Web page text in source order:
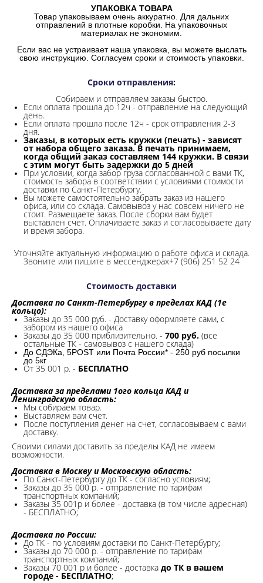
УПАКОВКА ТОВАРА
Товар упаковываем очень аккуратно. Для дальних
отправлений в плотные коробки. На упаковочных
материалах не экономим.
Если вас не устраивает наша упаковка, вы можете выслать
свою инструкцию. Согласуем сроки и стоимость упаковки.
Сроки отправления:
Собираем и отправляем заказы быстро.
Если оплата прошла до 12ч - отправление на следующий
день.
Если оплата прошла после 12ч - срок отправления 2-3
дня.
Заказы, в которых есть кружки (печать) - зависят
от набора общего заказа. В печать принимаем,
когда общий заказ составляем 144 кружки. В связи
с этим могут быть задержки до 5 дней
При условии, когда забор груза согласованной с вами ТК,
стоимость забора в соответствии с условиями стоимости
доставки по Санкт-Петербургу.
Вы можете самостоятельно забрать заказ из нашего
офиса, или со склада. Самовывоз у нас совсем ничего не
стоит. Размещаете заказ. После сборки вам будет
выставлен счет. Оплачиваете заказ и согласовываете дату
и время забора.
Уточняйте актуальную информацию о работе офиса и склада.
Звоните или пишите в мессенджерах+7 (906) 251 52 24
Стоимость доставки
Доставка по Санкт-Петербургу в пределах КАД (1е
кольцо):
Заказы до 35 000 руб. - Доставку оформляете сами, с
забором из нашего офиса
Заказы до 35 000 приблизительно. - 700 руб. (все
остальные ТК - самовывоз с нашего склада)
До СДЭКа, 5POST или Почта России* - 250 руб посылки
до 5кг
От 35 001 р. - БЕСПЛАТНО
Доставка за пределами 1ого кольца КАД и
Ленинградскую область:
Мы собираем товар.
Выставляем вам счет.
После поступления денег на счет, согласовываем с вами
доставку.
Своими силами доставить за пределы КАД не имеем
возможности.​
Доставка в Москву и Московскую область:
По Санкт-Петербургу до ТК - согласно условиям;
Заказы до 35 000 р. - отправление по тарифам
транспортных компаний;
Заказы 35 001р и более - доставка (в том числе адресная)
- БЕСПЛАТНО;
Доставка по России:
До ТК - по условиям доставки по Санкт-Петербургу;
Заказы до 70 000 р. - отправление по тарифам
транспортных компаний;
Заказы 70 001 р и более - доставка до ТК в вашем
городе - БЕСПЛАТНО;